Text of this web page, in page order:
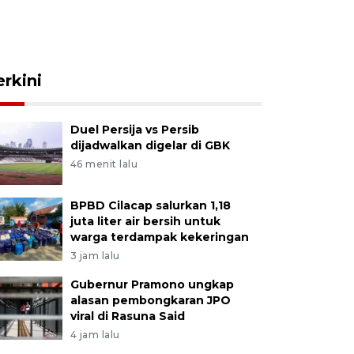
Duel Persija vs Persib
dijadwalkan digelar di GBK
46 menit lalu
BPBD Cilacap salurkan 1,18
juta liter air bersih untuk
warga terdampak kekeringan
3 jam lalu
Gubernur Pramono ungkap
alasan pembongkaran JPO
viral di Rasuna Said
4 jam lalu